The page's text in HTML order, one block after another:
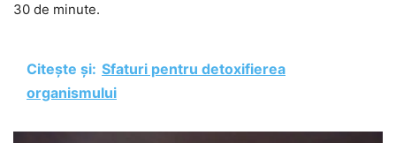
30 de minute.
Citește și: Sfaturi pentru detoxifierea
organismului